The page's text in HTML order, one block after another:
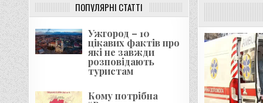
ПОПУЛЯРНІ СТАТТІ
Ужгород – 10
цікавих фактів про
які не завжди
розповідають
туристам
Кому потрібна